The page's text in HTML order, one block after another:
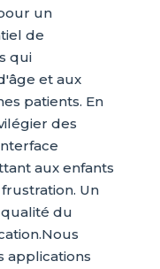
un
de
qui
et aux
patients. En
des
aux enfants
Un
du
applications